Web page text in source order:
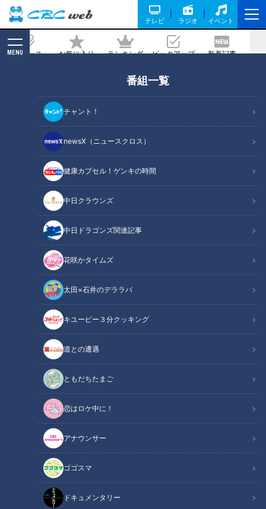
テレビ ラジオ イベント
ニュース お気に入り ランキング ピックアップ 新着記事
MENU
番組一覧
チャント！
newsX（ニュースクロス）
健康カプセル！ゲンキの時間
中日クラウンズ
中日ドラゴンズ関連記事
花咲かタイムズ
太田×石井のデララバ
キユーピー３分クッキング
道との遭遇
ともだちたまご
恋はロケ中に！
アナウンサー
ゴゴスマ
ドキュメンタリー
たちが見つけるロマンは？
記事に戻る
この記事の画像（全7枚）
記事に戻る